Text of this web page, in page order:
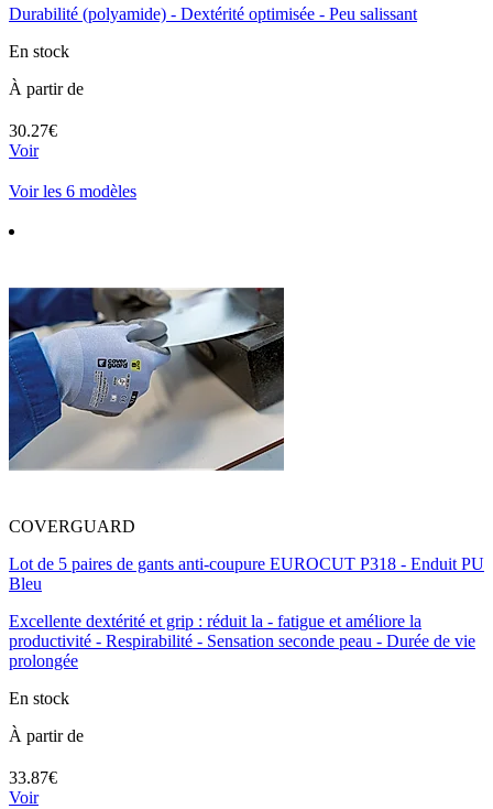
Durabilité (polyamide) - Dextérité optimisée - Peu salissant
En stock
À partir de
30.27€
Voir
Voir les 6 modèles
COVERGUARD
Lot de 5 paires de gants anti-coupure EUROCUT P318 - Enduit PU
Bleu
Excellente dextérité et grip : réduit la - fatigue et améliore la
productivité - Respirabilité - Sensation seconde peau - Durée de vie
prolongée
En stock
À partir de
33.87€
Voir